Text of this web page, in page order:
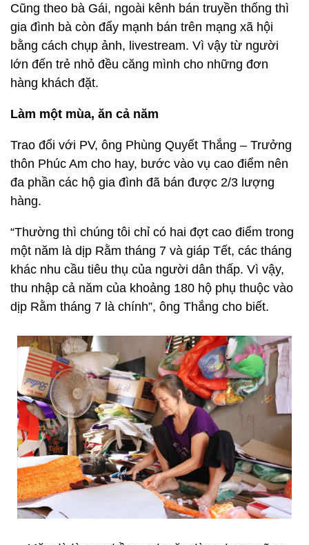
Cũng theo bà Gái, ngoài kênh bán truyền thống thì
gia đình bà còn đẩy mạnh bán trên mạng xã hội
bằng cách chụp ảnh, livestream. Vì vậy từ người
lớn đến trẻ nhỏ đều căng mình cho những đơn
hàng khách đặt.
Làm một mùa, ăn cả năm
Trao đổi với PV, ông Phùng Quyết Thắng – Trưởng
thôn Phúc Am cho hay, bước vào vụ cao điểm nên
đa phần các hộ gia đình đã bán được 2/3 lượng
hàng.
“Thường thì chúng tôi chỉ có hai đợt cao điểm trong
một năm là dịp Rằm tháng 7 và giáp Tết, các tháng
khác nhu cầu tiêu thụ của người dân thấp. Vì vậy,
thu nhập cả năm của khoảng 180 hộ phụ thuộc vào
dịp Rằm tháng 7 là chính”, ông Thắng cho biết.